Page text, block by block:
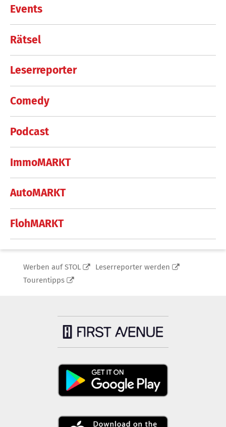
Events
Rätsel
Leserreporter
Comedy
Podcast
ImmoMARKT
AutoMARKT
FlohMARKT
Werben auf STOL
Leserreporter werden
Tourentipps